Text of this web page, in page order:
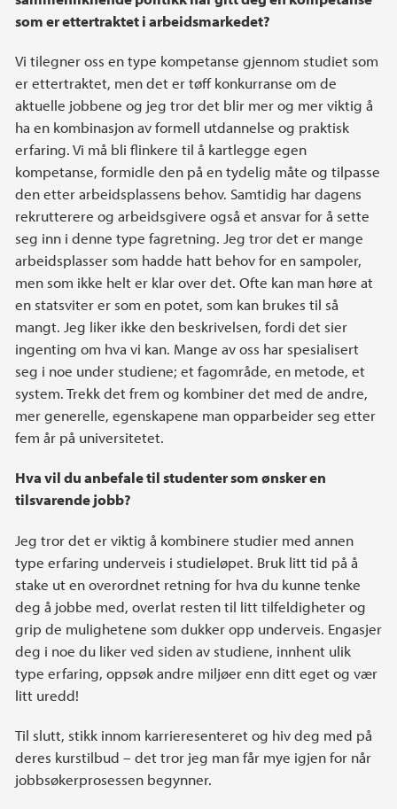
som er ettertraktet i arbeidsmarkedet?
Vi tilegner oss en type kompetanse gjennom studiet som
er ettertraktet, men det er tøff konkurranse om de
aktuelle jobbene og jeg tror det blir mer og mer viktig å
ha en kombinasjon av formell utdannelse og praktisk
erfaring. Vi må bli flinkere til å kartlegge egen
kompetanse, formidle den på en tydelig måte og tilpasse
den etter arbeidsplassens behov. Samtidig har dagens
rekrutterere og arbeidsgivere også et ansvar for å sette
seg inn i denne type fagretning. Jeg tror det er mange
arbeidsplasser som hadde hatt behov for en sampoler,
men som ikke helt er klar over det. Ofte kan man høre at
en statsviter er som en potet, som kan brukes til så
mangt. Jeg liker ikke den beskrivelsen, fordi det sier
ingenting om hva vi kan. Mange av oss har spesialisert
seg i noe under studiene; et fagområde, en metode, et
system. Trekk det frem og kombiner det med de andre,
mer generelle, egenskapene man opparbeider seg etter
fem år på universitetet.
Hva vil du anbefale til studenter som ønsker en
tilsvarende jobb?
Jeg tror det er viktig å kombinere studier med annen
type erfaring underveis i studieløpet. Bruk litt tid på å
stake ut en overordnet retning for hva du kunne tenke
deg å jobbe med, overlat resten til litt tilfeldigheter og
grip de mulighetene som dukker opp underveis. Engasjer
deg i noe du liker ved siden av studiene, innhent ulik
type erfaring, oppsøk andre miljøer enn ditt eget og vær
litt uredd!
Til slutt, stikk innom karrieresenteret og hiv deg med på
deres kurstilbud – det tror jeg man får mye igjen for når
jobbsøkerprosessen begynner.